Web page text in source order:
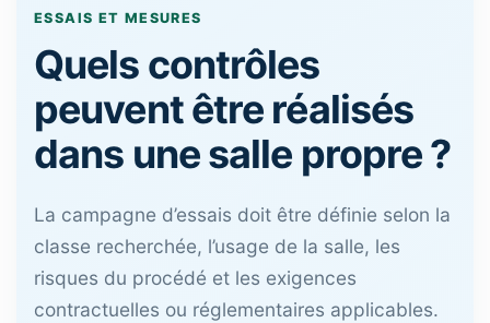
ESSAIS ET MESURES
Quels contrôles
peuvent être réalisés
dans une salle propre ?
La campagne d’essais doit être définie selon la
classe recherchée, l’usage de la salle, les
risques du procédé et les exigences
contractuelles ou réglementaires applicables.